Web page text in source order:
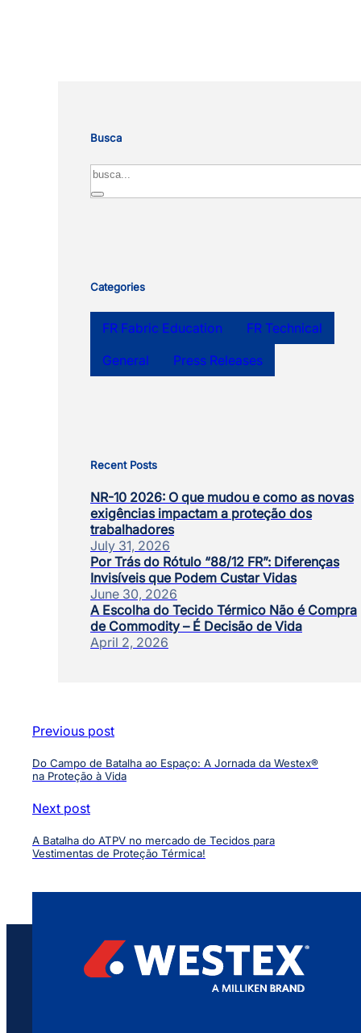
Busca
Search
Categories
FR Fabric Education
FR Technical
General
Press Releases
Recent Posts
NR-10 2026: O que mudou e como as novas
exigências impactam a proteção dos
trabalhadores
July 31, 2026
Por Trás do Rótulo “88/12 FR”: Diferenças
Invisíveis que Podem Custar Vidas
June 30, 2026
A Escolha do Tecido Térmico Não é Compra
de Commodity – É Decisão de Vida
April 2, 2026
Previous post
Do Campo de Batalha ao Espaço: A Jornada da Westex®
na Proteção à Vida
Next post
A Batalha do ATPV no mercado de Tecidos para
Vestimentas de Proteção Térmica!